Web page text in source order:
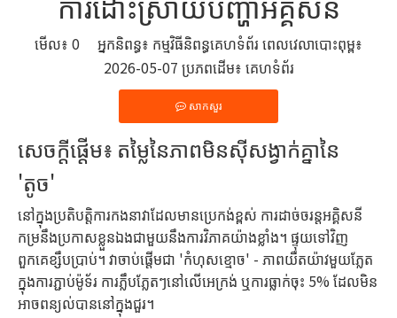
ឧបករណ៍ប្រើប្រាស់
ODM/OEM
មើល៖ 0 អ្នកនិពន្ធ៖ កម្មវិធីនិពន្ធគេហទំព័រ ពេលវេលាបោះពុម្ព៖
2026-05-07 ប្រភពដើម៖ គេហទំព័រ
សាកសួរ
សេចក្តីផ្តើម៖ តម្លៃនៃភាពមិនស៊ីសង្វាក់គ្នានៃ
'តូច'
នៅក្នុងប្រតិបត្តិការកងនាវាដែលមានប្រេកង់ខ្ពស់ ការដាច់ចរន្តអគ្គិសនី
កម្រនឹងប្រកាសខ្លួនឯងជាមួយនឹងការវិភាគយ៉ាងខ្លាំង។ ផ្ទុយទៅវិញ
ពួកគេខ្សឹបប្រាប់។ វាចាប់ផ្តើមជា 'កំហុសខ្មោច' - ភាពយឺតយ៉ាវមួយភ្លែត
ក្នុងការភ្ជាប់ម៉ូទ័រ ការភ្លឹបភ្លែតៗនៅលើអេក្រង់ ឬការធ្លាក់ចុះ 5% ដែលមិន
អាចពន្យល់បាននៅក្នុងជួរ។